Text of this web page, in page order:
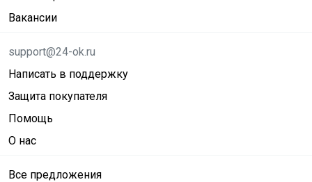
Вакансии
support@24-ok.ru
Написать в поддержку
Защита покупателя
Помощь
О нас
Все предложения